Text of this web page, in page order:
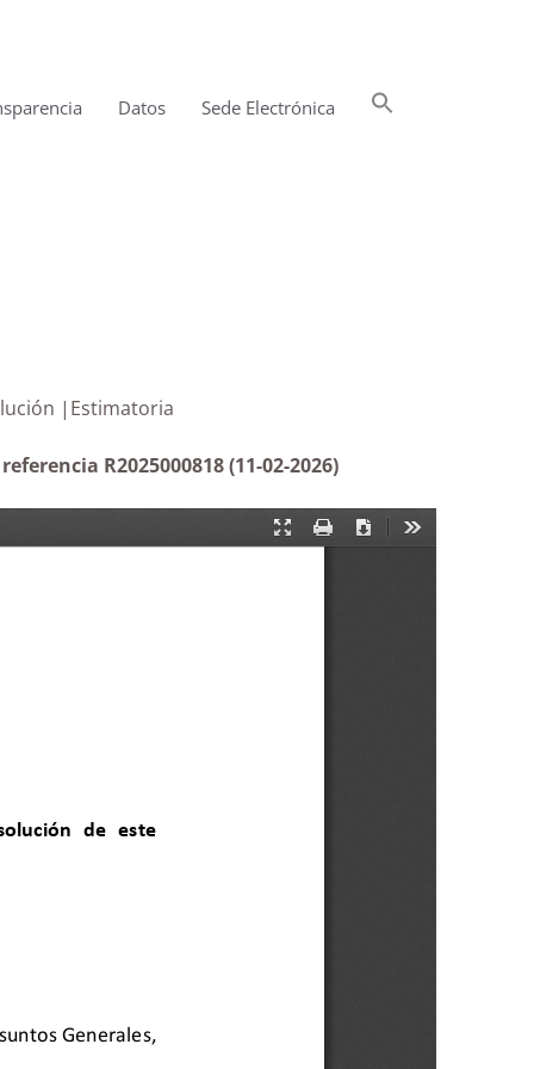
Datos Sede Electrónica
resolución |Estimatoria
R2025000818 (11-02-2026)